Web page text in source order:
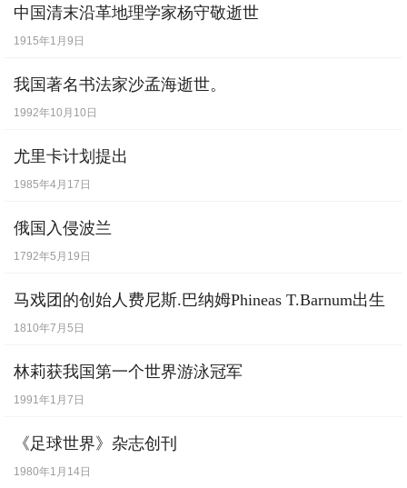
中国清末沿革地理学家杨守敬逝世
1915年1月9日
我国著名书法家沙孟海逝世。
1992年10月10日
尤里卡计划提出
1985年4月17日
俄国入侵波兰
1792年5月19日
马戏团的创始人费尼斯.巴纳姆Phineas T.Barnum出生
1810年7月5日
林莉获我国第一个世界游泳冠军
1991年1月7日
《足球世界》杂志创刊
1980年1月14日